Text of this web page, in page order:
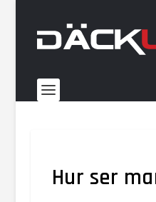
Hur ser